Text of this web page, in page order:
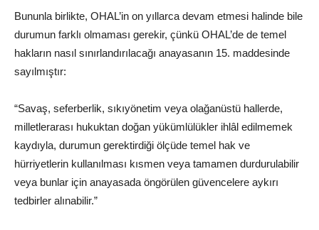
Bununla birlikte, OHAL’in on yıllarca devam etmesi halinde bile
durumun farklı olmaması gerekir, çünkü OHAL’de de temel
hakların nasıl sınırlandırılacağı anayasanın 15. maddesinde
sayılmıştır:
“Savaş, seferberlik, sıkıyönetim veya olağanüstü hallerde,
milletlerarası hukuktan doğan yükümlülükler ihlâl edilmemek
kaydıyla, durumun gerektirdiği ölçüde temel hak ve
hürriyetlerin kullanılması kısmen veya tamamen durdurulabilir
veya bunlar için anayasada öngörülen güvencelere aykırı
tedbirler alınabilir.”